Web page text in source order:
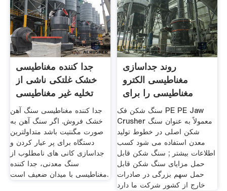
جدا کننده مغناطیسی
خشک غلتکی ناشی از
تخلیه غیر مغناطیسی
جدا کننده مغناطیسی سنگ آهن
خشک فروش. اگر سنگ آهن به
صورت مگنتیت باشد متداولترین
دستگاه برای پر عیار کردن و
جداسازی کانی های نامطلوب از
سنگ معدنی، جدا کننده
مغناطیسی با میدان ضعیف است.
روند جداسازی
مغناطیسی الکترو
مغناطیسی را برای
غلظت سنگ
سنگ شکن فک PE PE Jaw
Crusher معمولاً به عنوان سنگ
شکن اصلی در خطوط تولید
معدن استفاده می شود کسب
اطلاعات بیشتر ; سنگ شکن قابل
حمل مزایای سنگ شکن قابل
حمل سهم بزرگی در صادرات
خارج از کشور شرکت ما دارد